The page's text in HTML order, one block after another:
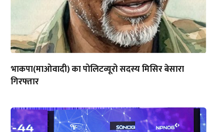
भाकपा(माओवादी) का पोलिटव्यूरो सदस्य मिसिर बेसारा
गिरफ्तार